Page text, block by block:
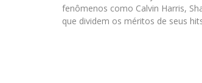
fenômenos como Calvin Harris,
que dividem os méritos de seus